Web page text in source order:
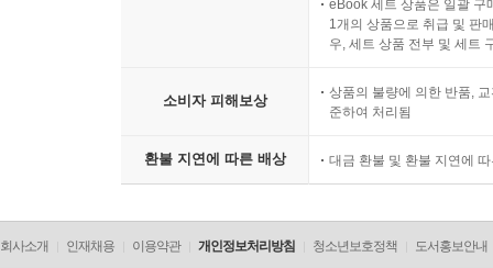
eBook 세트 상품은 일괄 구
1개의 상품으로 취급 및 판
우, 세트 상품 전부 및 세트
소비자 피해보상
상품의 불량에 의한 반품,
준하여 처리됨
환불 지연에 따른 배상 대금 환불 및 환불 지연에
회사소개 인재채용 이용약관 개인정보처리방침 청소년보호정책 도서홍보안내